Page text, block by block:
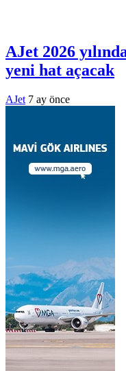
AJet 2026
yeni hat açacak
AJet 7 ay önce